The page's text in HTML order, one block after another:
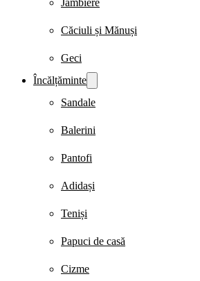
Jambiere
Căciuli și Mănuși
Geci
Încălțăminte
Sandale
Balerini
Pantofi
Adidași
Teniși
Papuci de casă
Cizme